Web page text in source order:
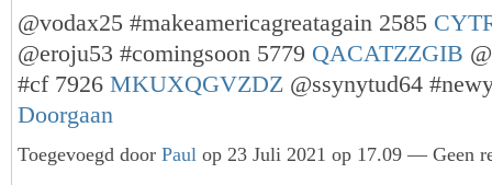
@vodax25 #makeamericagreatagain 2585
@eroju53 #comingsoon 5779 QACATZZGIB
#cf 7926 MKUXQGVZDZ @ssynytud64
Doorgaan
Toegevoegd door Paul op 23 Juli 2021 op 17.09 — Geen